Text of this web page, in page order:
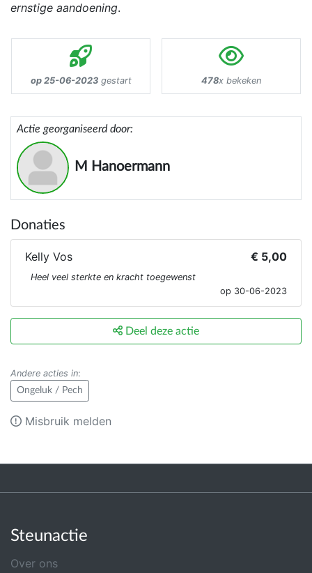
ernstige aandoening.
op 25-06-2023gestart 478x bekeken
Actie georganiseerd door:
M Hanoermann
Donaties
Kelly Vos € 5,00
Heel veel sterkte en kracht toegewenst
op 30-06-2023
Deel deze actie
Andere acties in:
Ongeluk / Pech
Misbruik melden
Steunactie
Over ons